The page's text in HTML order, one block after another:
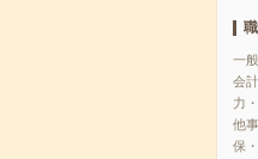
一
会
力
他
保